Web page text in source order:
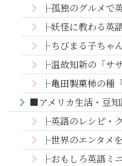
├孤独のグルメで
├妖怪に教わる英
├ちびまる子ちゃ
├温故知新の「サ
├亀田製菓柿の種
■アメリカ生活・豆知
├英語のレシピ・
├世界のエンタメ
├おもしろ英語ミ